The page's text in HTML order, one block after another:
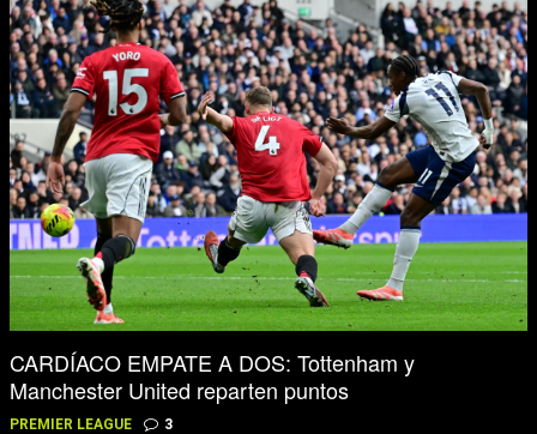
CARDÍACO EMPATE A DOS: Tottenham y
Manchester United reparten puntos
PREMIER LEAGUE 3